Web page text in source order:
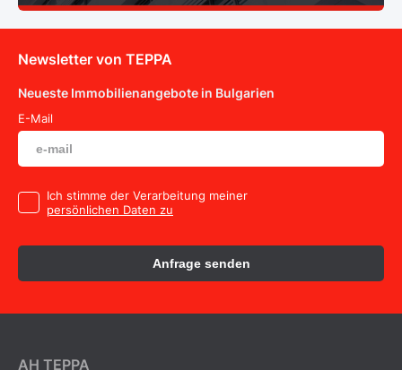
Newsletter von TEPPA
Neueste Immobilienangebote in Bulgarien
E-Mail
Ich stimme der Verarbeitung meiner
persönlichen Daten zu
Anfrage senden
AH ТEPPA